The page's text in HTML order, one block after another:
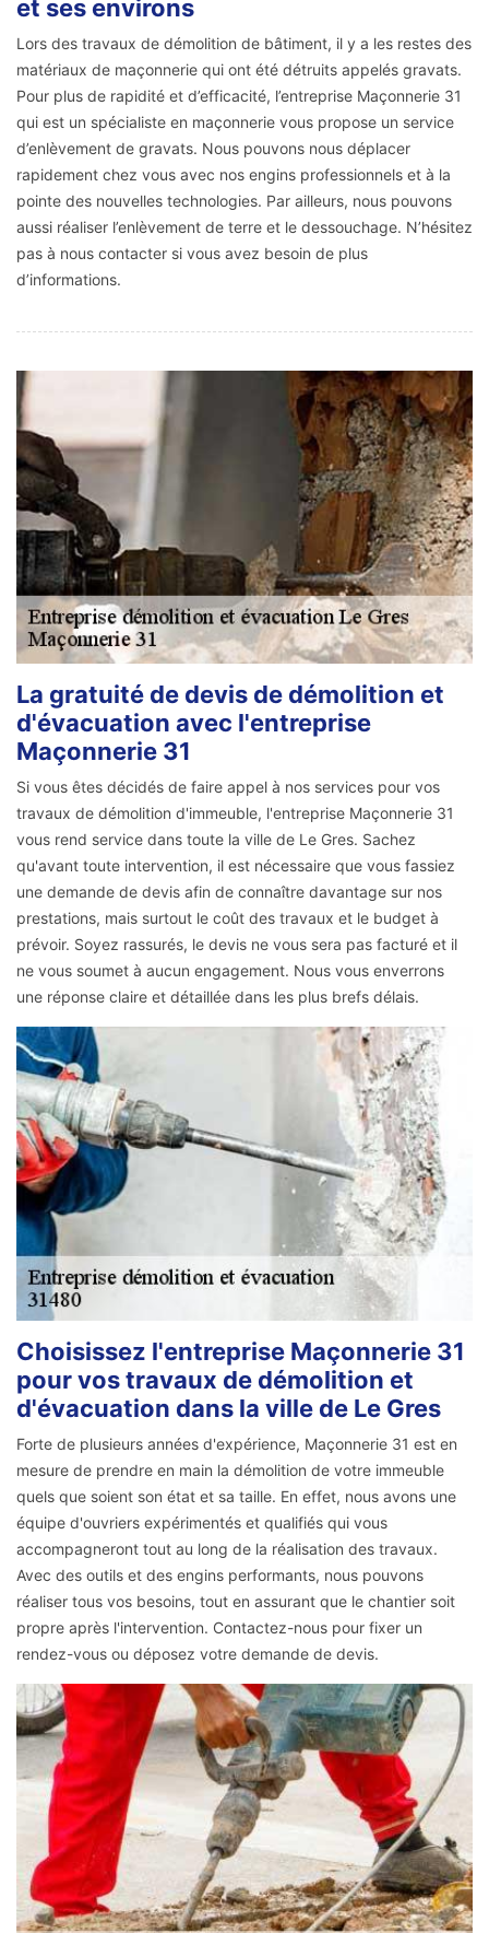
et ses environs
Lors des travaux de démolition de bâtiment, il y a les restes des
matériaux de maçonnerie qui ont été détruits appelés gravats.
Pour plus de rapidité et d’efficacité, l’entreprise Maçonnerie 31
qui est un spécialiste en maçonnerie vous propose un service
d’enlèvement de gravats. Nous pouvons nous déplacer
rapidement chez vous avec nos engins professionnels et à la
pointe des nouvelles technologies. Par ailleurs, nous pouvons
aussi réaliser l’enlèvement de terre et le dessouchage. N’hésitez
pas à nous contacter si vous avez besoin de plus
d’informations.
La gratuité de devis de démolition et
d'évacuation avec l'entreprise
Maçonnerie 31
Si vous êtes décidés de faire appel à nos services pour vos
travaux de démolition d'immeuble, l'entreprise Maçonnerie 31
vous rend service dans toute la ville de Le Gres. Sachez
qu'avant toute intervention, il est nécessaire que vous fassiez
une demande de devis afin de connaître davantage sur nos
prestations, mais surtout le coût des travaux et le budget à
prévoir. Soyez rassurés, le devis ne vous sera pas facturé et il
ne vous soumet à aucun engagement. Nous vous enverrons
une réponse claire et détaillée dans les plus brefs délais.
Choisissez l'entreprise Maçonnerie 31
pour vos travaux de démolition et
d'évacuation dans la ville de Le Gres
Forte de plusieurs années d'expérience, Maçonnerie 31 est en
mesure de prendre en main la démolition de votre immeuble
quels que soient son état et sa taille. En effet, nous avons une
équipe d'ouvriers expérimentés et qualifiés qui vous
accompagneront tout au long de la réalisation des travaux.
Avec des outils et des engins performants, nous pouvons
réaliser tous vos besoins, tout en assurant que le chantier soit
propre après l'intervention. Contactez-nous pour fixer un
rendez-vous ou déposez votre demande de devis.